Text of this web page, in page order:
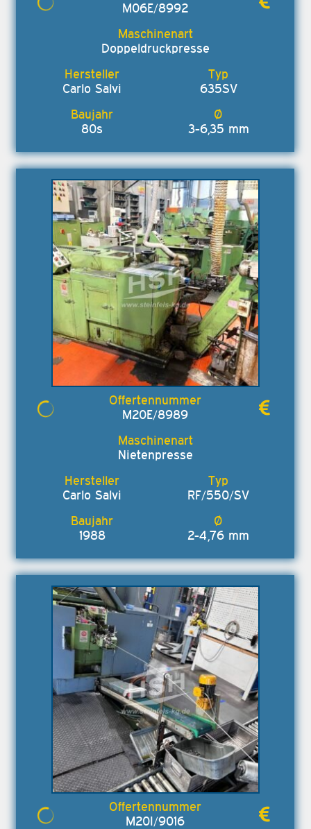
M06E/8992
Doppeldruckpresse
Carlo Salvi 635SV
80s 3-6,35 mm
M20E/8989
Nietenpresse
Carlo Salvi RF/550/SV
1988 2-4,76 mm
M20I/9016